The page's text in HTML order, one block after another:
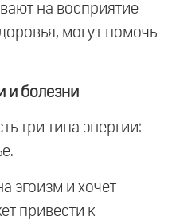
на восприятие
могут помочь
и болезни
три типа энергии:
эгоизм и хочет
привести к